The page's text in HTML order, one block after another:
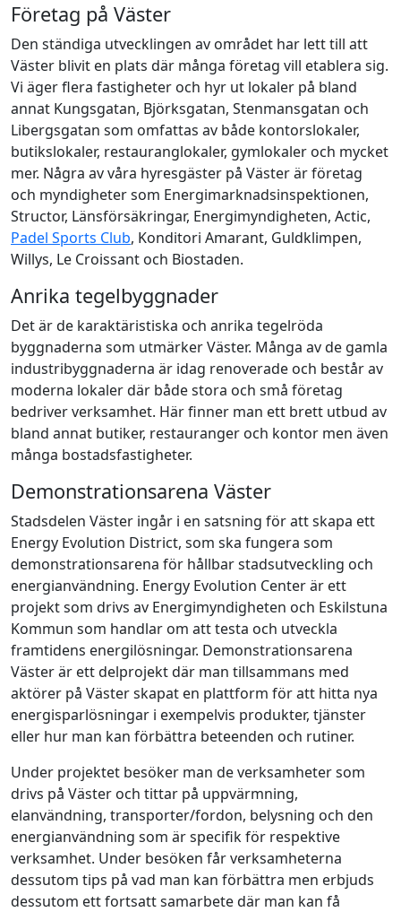
Företag på Väster
Den ständiga utvecklingen av området har lett till att
Väster blivit en plats där många företag vill etablera sig.
Vi äger flera fastigheter och hyr ut lokaler på bland
annat Kungsgatan, Björksgatan, Stenmansgatan och
Libergsgatan som omfattas av både kontorslokaler,
butikslokaler, restauranglokaler, gymlokaler och mycket
mer. Några av våra hyresgäster på Väster är företag
och myndigheter som Energimarknadsinspektionen,
Structor, Länsförsäkringar, Energimyndigheten, Actic,
Padel Sports Club, Konditori Amarant, Guldklimpen,
Willys, Le Croissant och Biostaden.
Anrika tegelbyggnader
Det är de karaktäristiska och anrika tegelröda
byggnaderna som utmärker Väster. Många av de gamla
industribyggnaderna är idag renoverade och består av
moderna lokaler där både stora och små företag
bedriver verksamhet. Här finner man ett brett utbud av
bland annat butiker, restauranger och kontor men även
många bostadsfastigheter.
Demonstrationsarena Väster
Stadsdelen Väster ingår i en satsning för att skapa ett
Energy Evolution District, som ska fungera som
demonstrationsarena för hållbar stadsutveckling och
energianvändning. Energy Evolution Center är ett
projekt som drivs av Energimyndigheten och Eskilstuna
Kommun som handlar om att testa och utveckla
framtidens energilösningar. Demonstrationsarena
Väster är ett delprojekt där man tillsammans med
aktörer på Väster skapat en plattform för att hitta nya
energisparlösningar i exempelvis produkter, tjänster
eller hur man kan förbättra beteenden och rutiner.
Under projektet besöker man de verksamheter som
drivs på Väster och tittar på uppvärmning,
elanvändning, transporter/fordon, belysning och den
energianvändning som är specifik för respektive
verksamhet. Under besöken får verksamheterna
dessutom tips på vad man kan förbättra men erbjuds
dessutom ett fortsatt samarbete där man kan få